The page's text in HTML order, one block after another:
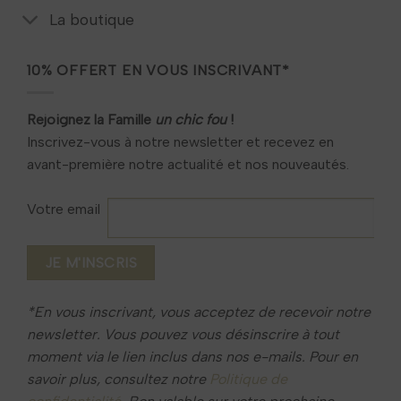
La boutique
10% OFFERT EN VOUS INSCRIVANT*
Rejoignez la Famille un chic fou!
Inscrivez-vous à notre newsletter et recevez en
avant-première notre actualité et nos nouveautés.
Votre email
*En vous inscrivant, vous acceptez de recevoir notre
newsletter. Vous pouvez vous désinscrire à tout
moment via le lien inclus dans nos e-mails. Pour en
savoir plus, consultez notre Politique de
sur votre prochaine commande en ligne.